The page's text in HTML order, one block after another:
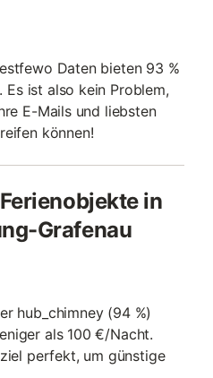
Daten bieten 93 %
Es ist also kein Problem,
E-Mails und liebsten
können!
in
Grafenau
hub_chimney (94 %)
als 100 €/Nacht.
perfekt, um günstige